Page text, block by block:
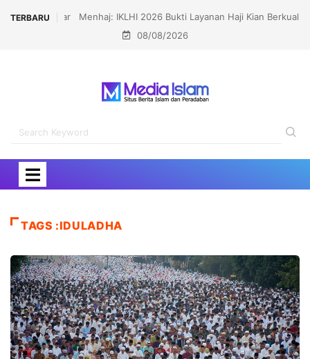
TERBARU
Menhaj: IKLHI 2026 Bukti Layanan Haji Kian Berkualitas
08/08/2026
TAGS :IDULADHA